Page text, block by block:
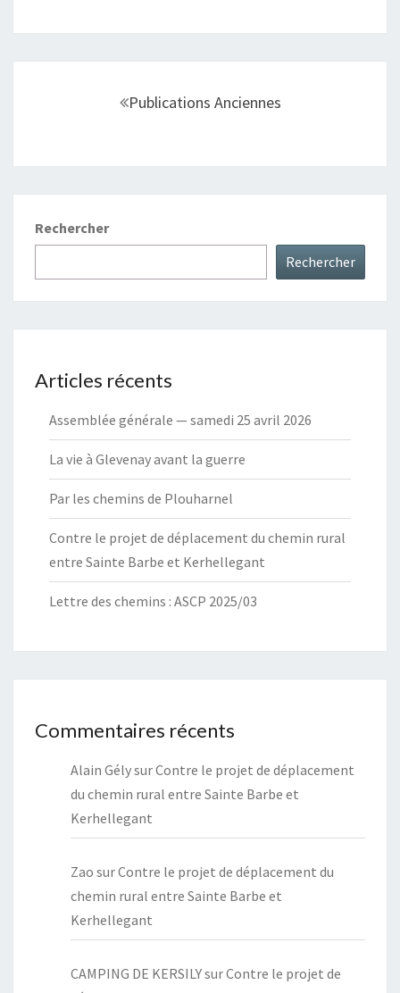
articles
Publications Anciennes
Rechercher
Rechercher
Articles récents
Assemblée générale — samedi 25 avril 2026
La vie à Glevenay avant la guerre
Par les chemins de Plouharnel
Contre le projet de déplacement du chemin rural
entre Sainte Barbe et Kerhellegant
Lettre des chemins : ASCP 2025/03
Commentaires récents
Alain GélysurContre le projet de déplacement
du chemin rural entre Sainte Barbe et
Kerhellegant
Zao surContre le projet de déplacement du
chemin rural entre Sainte Barbe et
Kerhellegant
CAMPING DE KERSILYsurContre le projet de